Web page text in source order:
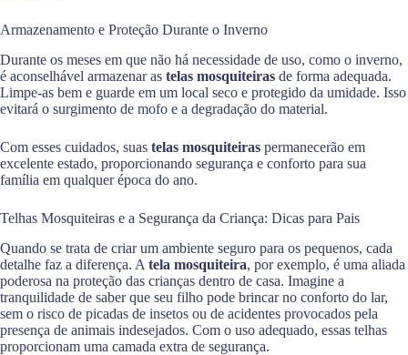
Armazenamento e Proteção Durante o Inverno
Durante os meses em que não há necessidade de uso, como o inverno,
é aconselhável armazenar as telas mosquiteiras de forma adequada.
Limpe-as bem e guarde em um local seco e protegido da umidade. Isso
evitará o surgimento de mofo e a degradação do material.
Com esses cuidados, suas telas mosquiteiras permanecerão em
excelente estado, proporcionando segurança e conforto para sua
família em qualquer época do ano.
Telhas Mosquiteiras e a Segurança da Criança: Dicas para Pais
Quando se trata de criar um ambiente seguro para os pequenos, cada
detalhe faz a diferença. A tela mosquiteira, por exemplo, é uma aliada
poderosa na proteção das crianças dentro de casa. Imagine a
tranquilidade de saber que seu filho pode brincar no conforto do lar,
sem o risco de picadas de insetos ou de acidentes provocados pela
presença de animais indesejados. Com o uso adequado, essas telhas
proporcionam uma camada extra de segurança.